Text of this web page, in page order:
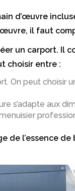
d’œuvre
il faut
un carport. Il
choisir entre :
On peut choisir
s’adapte aux
de l’essence